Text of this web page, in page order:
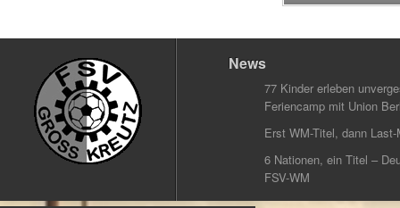
News
77 Kinder erleben
Feriencamp mit Union
Erst WM-Titel, dann
6 Nationen, ein Titel –
FSV-WM